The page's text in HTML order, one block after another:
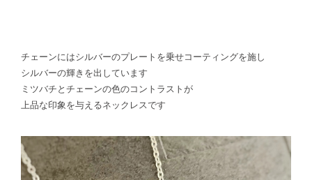
チェーンにはシルバーのプレートを乗せコーティングを施し
シルバーの輝きを出しています
ミツバチとチェーンの色のコントラストが
上品な印象を与えるネックレスです